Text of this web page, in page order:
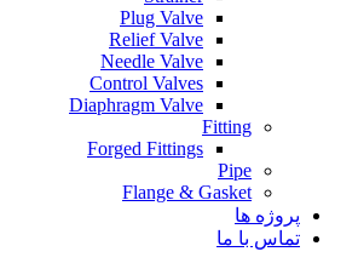
Plug Valve
Relief Valve
Needle Valve
Control Valves
Diaphragm Valve
Fitting
Forged Fittings
Pipe
Flange & Gasket
پروژه ها
تماس با ما